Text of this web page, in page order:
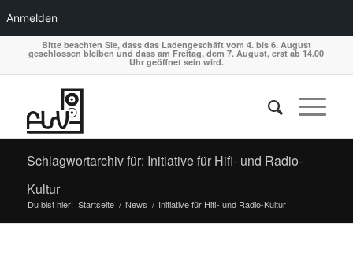
Anmelden
Bitte beachten Sie, dass das Ladengeschäft vom 4. bis 6. August
geschlossen bleiben und dass am Freitag, dem 7. August, erst ab 14.00
Uhr geöffnet sein wird.
Schlagwortarchiv für: Initiative für Hifi- und Radio-
Kultur
Du bist hier: Startseite / News / Initiative für Hifi- und Radio-Kultur